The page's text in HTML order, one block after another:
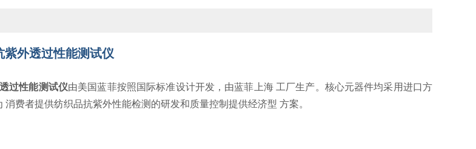
紫外透过性能测试仪
过性能测试仪由美国蓝菲按照国际标准设计开发，由蓝菲上海 工厂生产。核心元器件均采用进口方
费者提供纺织品抗紫外性能检测的研发和质量控制提供经济型 方案。